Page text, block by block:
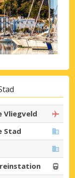
Vliegveld
Stad